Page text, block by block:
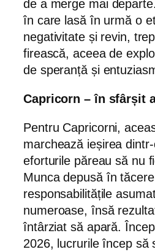
de a merge mai
în care lasă în urmă o
negativitate și revin,
firească, aceea de
de speranță și
Capricorn – în sfârșit
Pentru Capricorni,
marchează ieșirea
eforturile păreau să nu
Munca depusă în
responsabilitățile
numeroase, însă
întârziat să apară.
2026, lucrurile încep să